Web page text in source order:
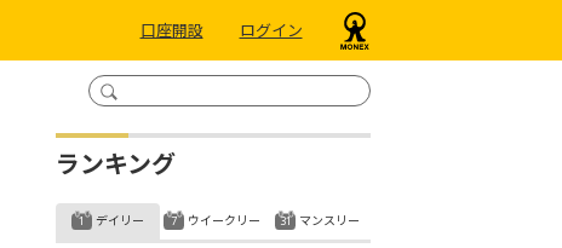
口座開設 ログイン
ランキング
デイリー ウイークリー マンスリー